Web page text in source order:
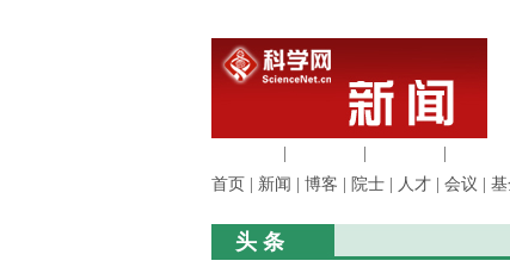
首页
新闻 博客 院士 人才 会议 基
头 条